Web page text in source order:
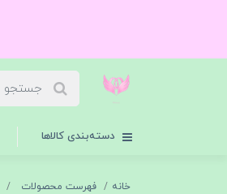
دسته‌بندی کالاها
خانه فهرست محصولات